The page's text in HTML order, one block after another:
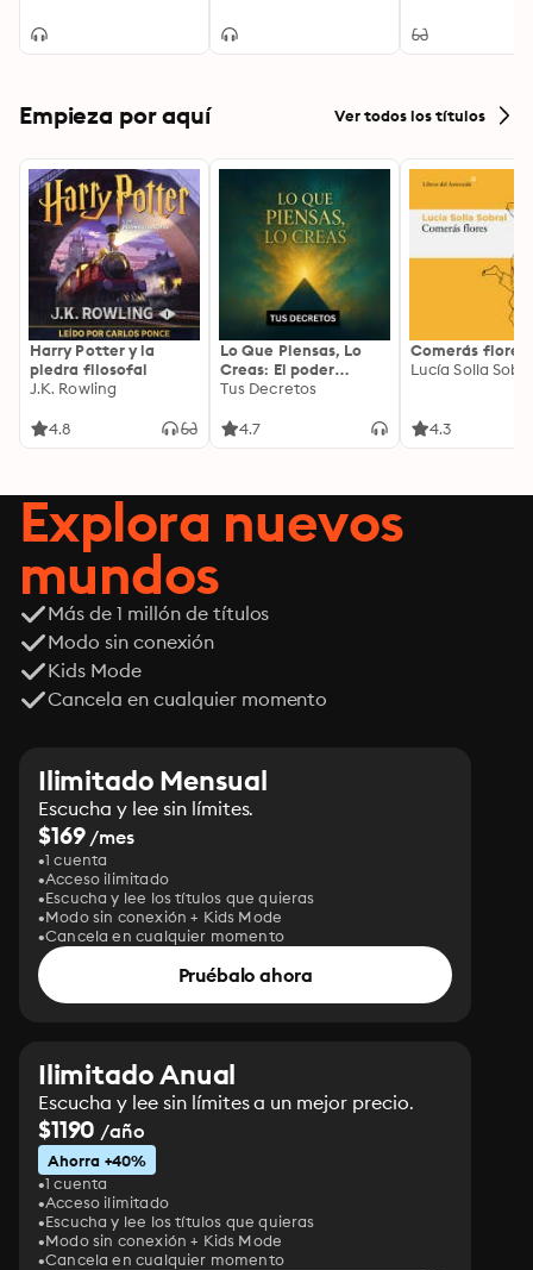
Empieza por aquí Ver todos los títulos
Harry Potter y la
piedra filosofal
J.K. Rowling
4.8
Lo Que Piensas, Lo
Creas: El poder
invisible de tus
tu energía para
Tus Decretos
4.7
Comerás flores
Lucía Solla
4.3
Explora nuevos
mundos
Más de 1 millón de títulos
Modo sin conexión
Kids Mode
Cancela en cualquier momento
Ilimitado Mensual
Escucha y lee sin límites.
$169/mes
1 cuenta
Acceso ilimitado
Escucha y lee los títulos que quieras
Modo sin conexión + Kids Mode
Cancela en cualquier momento
Pruébalo ahora
Ilimitado Anual
Escucha y lee sin límites a un mejor precio.
$1190 /año
Ahorra +40%
1 cuenta
Acceso ilimitado
Escucha y lee los títulos que quieras
Modo sin conexión + Kids Mode
Cancela en cualquier momento